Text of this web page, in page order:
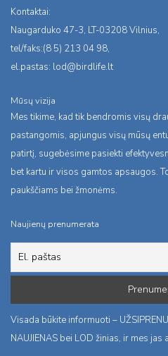
Kontaktai:
Naugarduko 47-3, LT-03208 Vilnius,
tel/faks:(8 5) 213 04 98,
el.pastas: lod@birdlife.lt
Mūsų vizija
Mes tikime, kad tik bendromis visų
pastangomis, apjungus visų mūsų
patirtį, sugebėsime pasiekti
bet kartu ir visos gamtos apsaugos.
paukščiams bei žmonėms.
Naujienų prenumerata
Visada būkite informuoti –
NAUJIENAS bei LOD žinias, ir mes jas